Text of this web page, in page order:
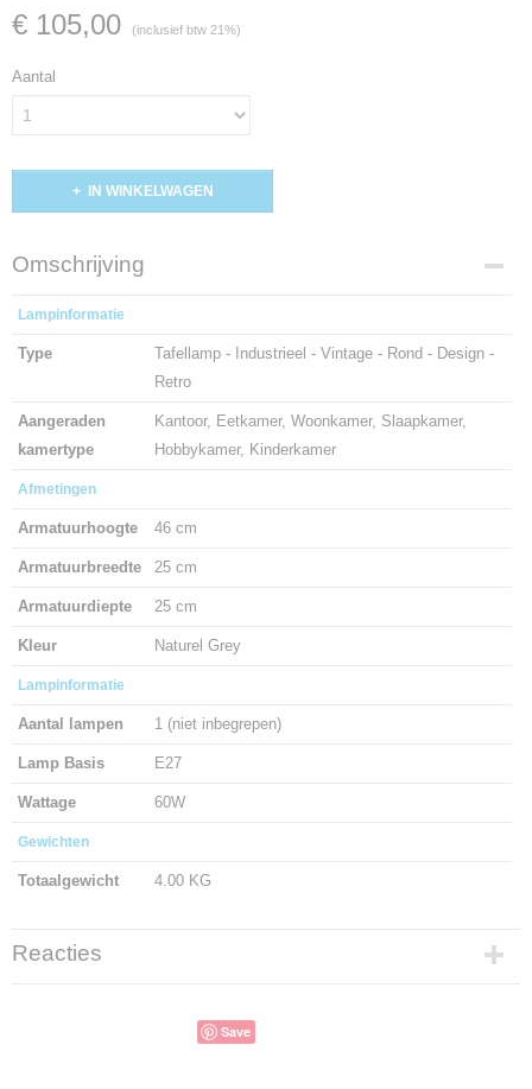
€ 105,00 (inclusief btw 21%)
Aantal
IN WINKELWAGEN
Omschrijving
Lampinformatie
Type
Tafellamp - Industrieel - Vintage - Rond - Design -
Retro
Aangeraden
kamertype
Kantoor, Eetkamer, Woonkamer, Slaapkamer,
Hobbykamer, Kinderkamer
Afmetingen
Armatuurhoogte 46 cm
Armatuurbreedte 25 cm
Armatuurdiepte 25 cm
Kleur Naturel Grey
Lampinformatie
Aantal lampen 1 (niet inbegrepen)
Lamp Basis E27
Wattage 60W
Gewichten
Totaalgewicht 4.00 KG
Reacties
Save